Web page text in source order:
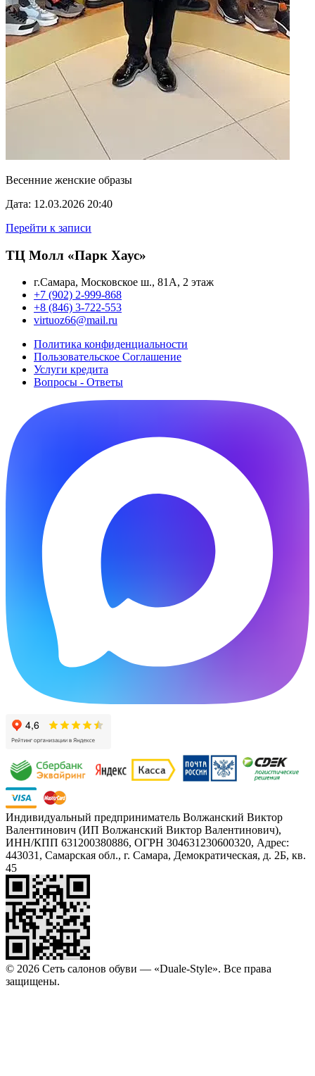
Весенние женские образы
Дата: 12.03.2026 20:40
Перейти к записи
ТЦ Молл «Парк Хаус»
г.Самара, Московское ш., 81А, 2 этаж
+7 (902) 2-999-868
+8 (846) 3-722-553
virtuoz66@mail.ru
Политика конфиденциальности
Пользовательское Cоглашение
Услуги кредита
Вопросы - Ответы
Индивидуальный предприниматель Волжанский Виктор
Валентинович (ИП Волжанский Виктор Валентинович),
ИНН/КПП 631200380886, ОГРН 304631230600320, Адрес:
443031, Самарская обл., г. Самара, Демократическая, д. 2Б, кв.
45
© 2026 Сеть салонов обуви — «Duale-Style». Все права
защищены.